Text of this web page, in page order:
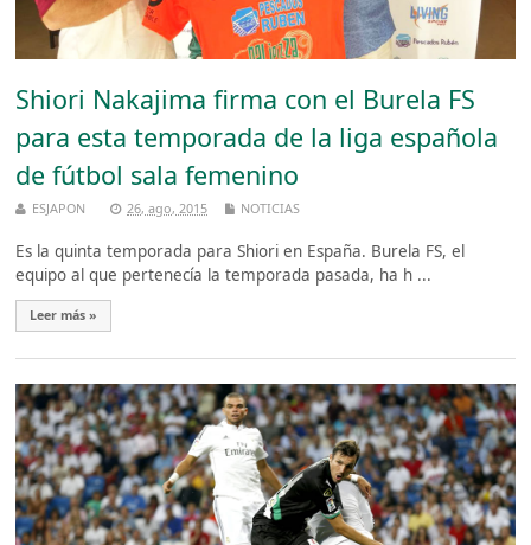
Shiori Nakajima firma con el Burela FS
para esta temporada de la liga española
de fútbol sala femenino
ESJAPON 26, ago, 2015 NOTICIAS
Es la quinta temporada para Shiori en España. Burela FS, el
equipo al que pertenecía la temporada pasada, ha h ...
Leer más »